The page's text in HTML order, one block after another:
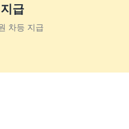
급
차등 지급